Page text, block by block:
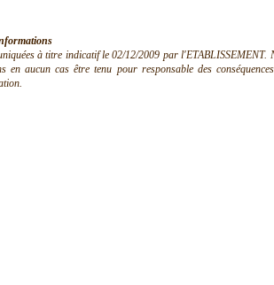
à titre indicatif le 02/12/2009 par l'ETABLISSEMENT.
en aucun cas être tenu pour responsable des